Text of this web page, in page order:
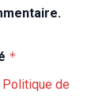
*
Politique de